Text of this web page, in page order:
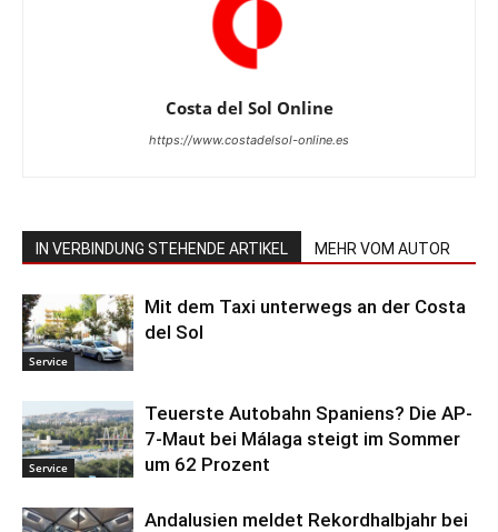
Costa del Sol Online
https://www.costadelsol-online.es
IN VERBINDUNG STEHENDE ARTIKEL MEHR VOM AUTOR
Service
Mit dem Taxi unterwegs an der Costa
del Sol
Service
Teuerste Autobahn Spaniens? Die AP-
7-Maut bei Málaga steigt im Sommer
um 62 Prozent
Andalusien meldet Rekordhalbjahr bei